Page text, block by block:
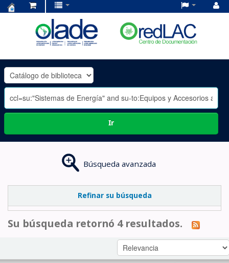
OLADE
-
Ir
Búsqueda avanzada
Refinar su búsqueda
Su búsqueda retornó 4 resultados.